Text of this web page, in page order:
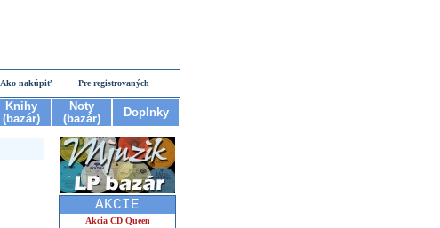
Ako nakúpiť Pre registrovaných
Knihy
(bazár)
Noty
(bazár)
Doplnky
AKCIE
Akcia CD Queen